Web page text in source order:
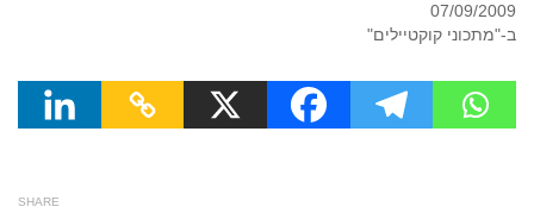
07/09/2009
ב-"מתכוני קוקטיילים"
SHARE